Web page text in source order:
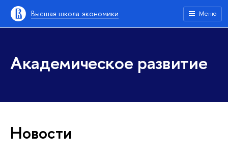
Высшая школа экономики Меню
Академическое развитие
Новости